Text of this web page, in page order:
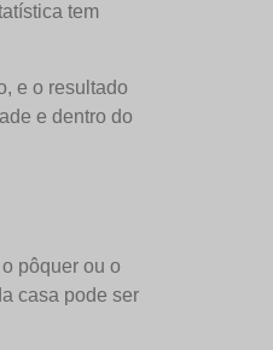
tem
e o resultado
e dentro do
pôquer ou o
casa pode ser